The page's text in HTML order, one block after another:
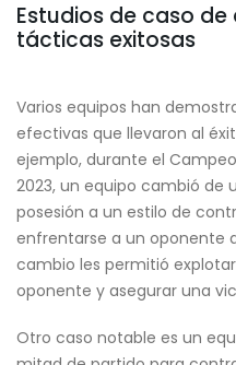
Estudios de caso
tácticas exitosas
Varios equipos han
efectivas que llevaron al
ejemplo, durante el
2023, un equipo cambió de
posesión a un estilo de
enfrentarse a un oponente
cambio les permitió
oponente y asegurar una
Otro caso notable es un